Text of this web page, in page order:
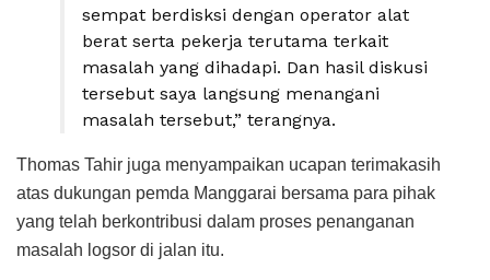
sempat berdisksi dengan operator alat
berat serta pekerja terutama terkait
masalah yang dihadapi. Dan hasil diskusi
tersebut saya langsung menangani
masalah tersebut,” terangnya.
Thomas Tahir juga menyampaikan ucapan terimakasih
atas dukungan pemda Manggarai bersama para pihak
yang telah berkontribusi dalam proses penanganan
masalah logsor di jalan itu.